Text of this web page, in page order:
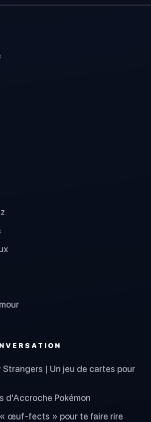
Strangers | Un jeu de cartes pour
d'Accroche Pokémon
œuf-fects » pour te faire rire